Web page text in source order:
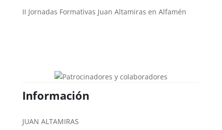
II Jornadas Formativas Juan Altamiras en Alfamén
Información
JUAN ALTAMIRAS